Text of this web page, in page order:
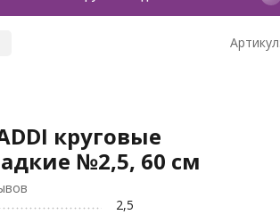
Артикул:
круговые
№2,5, 60 см
2,5